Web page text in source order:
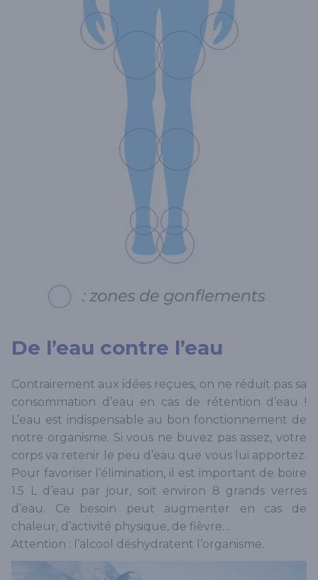
De l’eau contre l’eau
Contrairement aux idées reçues, on ne réduit pas sa
consommation d’eau en cas de rétention d’eau !
L’eau est indispensable au bon fonctionnement de
notre organisme. Si vous ne buvez pas assez, votre
corps va retenir le peu d’eau que vous lui apportez.
Pour favoriser l’élimination, il est important de boire
1.5 L d’eau par jour, soit environ 8 grands verres
d’eau. Ce besoin peut augmenter en cas de
chaleur, d’activité physique, de fièvre…
Attention : l’alcool déshydratent l’organisme.